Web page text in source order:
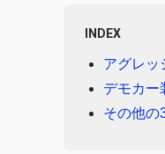
INDEX
アグレッ
デモカー
その他の